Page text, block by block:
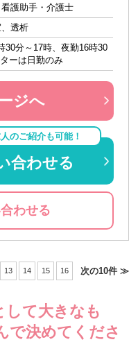
護助手・介護士
透析
30分～17時、夜勤16時30
ーは日勤のみ
ジへ
のご紹介も可能！
合わせる
わせる
13 14 15 16 次の10件 ≫
して大きなも
で決めてくださ